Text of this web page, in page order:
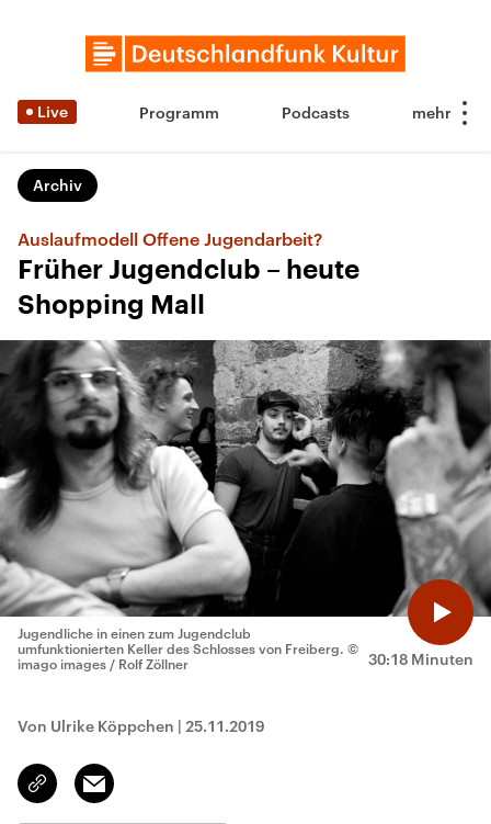
Live Programm Podcasts
Archiv
Auslaufmodell Offene Jugendarbeit?
Früher Jugendclub – heute
Shopping Mall
30:18 Minuten
Jugendliche in einen zum Jugendclub
umfunktionierten Keller des Schlosses von Freiberg. ©
imago images / Rolf Zöllner
Von Ulrike Köppchen | 25.11.2019
Link
kopieren/teilen
Email